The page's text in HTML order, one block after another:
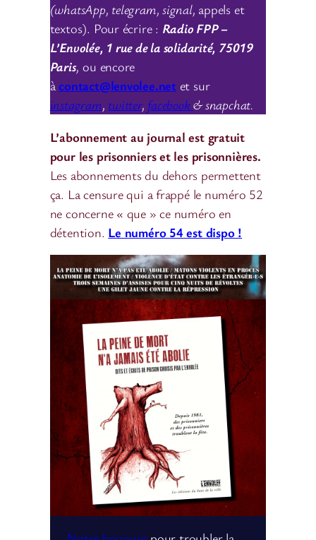
(whatsApp, telegram, signal, appels et
textos). Pour écrire : Radio FPP –
L’Envolée, 1 rue de la solidarité, 75019
Paris, ou encore
àcontact@lenvolee.netet sur
instagram, twitter, facebook& snapchat.
L’abonnement au journal est gratuit
pour les prisonniers et les prisonnières.
Les abonnements du dehors permettent
ça. La censure qui a frappé le numéro 52
ne concerne « que » ce numéro en
détention. Le numéro 54 est dispo !